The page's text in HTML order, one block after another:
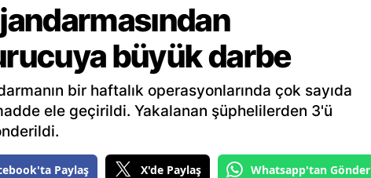
büyük darbe
bir haftalık operasyonlarında çok sayıda
ele geçirildi. Yakalanan şüphelilerden 3'ü
Paylaş X'de Paylaş Whatsapp'tan Gönder